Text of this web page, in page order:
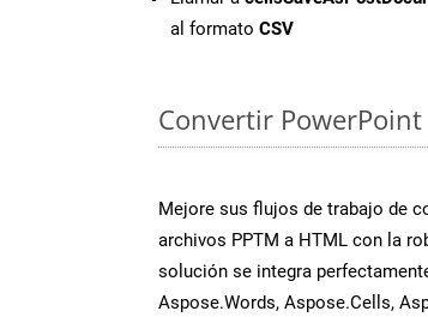
al formato CSV
Convertir
Mejore sus flujos de trabajo de
archivos PPTM a HTML con la
solución se integra
Aspose.Words, Aspose.Cells,